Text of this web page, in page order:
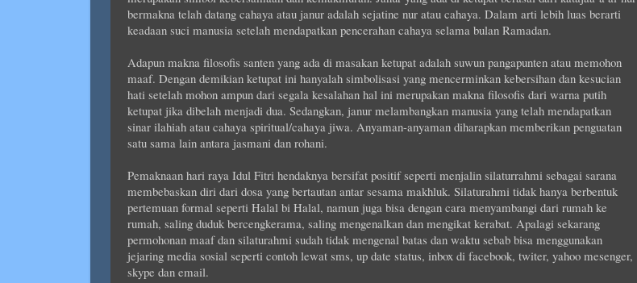
bermakna telah datang cahaya atau janur adalah sejatine nur atau cahaya. Dalam arti lebih luas berarti
keadaan suci manusia setelah mendapatkan pencerahan cahaya selama bulan Ramadan.
Adapun makna filosofis santen yang ada di masakan ketupat adalah suwun pangapunten atau memohon
maaf. Dengan demikian ketupat ini hanyalah simbolisasi yang mencerminkan kebersihan dan kesucian
hati setelah mohon ampun dari segala kesalahan hal ini merupakan makna filosofis dari warna putih
ketupat jika dibelah menjadi dua. Sedangkan, janur melambangkan manusia yang telah mendapatkan
sinar ilahiah atau cahaya spiritual/cahaya jiwa. Anyaman-anyaman diharapkan memberikan penguatan
satu sama lain antara jasmani dan rohani.
Pemaknaan hari raya Idul Fitri hendaknya bersifat positif seperti menjalin silaturrahmi sebagai sarana
membebaskan diri dari dosa yang bertautan antar sesama makhluk. Silaturahmi tidak hanya berbentuk
pertemuan formal seperti Halal bi Halal, namun juga bisa dengan cara menyambangi dari rumah ke
rumah, saling duduk bercengkerama, saling mengenalkan dan mengikat kerabat. Apalagi sekarang
permohonan maaf dan silaturahmi sudah tidak mengenal batas dan waktu sebab bisa menggunakan
jejaring media sosial seperti contoh lewat sms, up date status, inbox di facebook, twiter, yahoo mesenger,
skype dan email.